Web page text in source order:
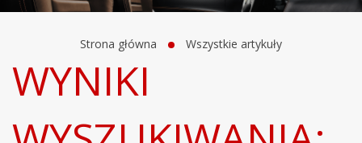
Strona główna Wszystkie artykuły
WYNIKI